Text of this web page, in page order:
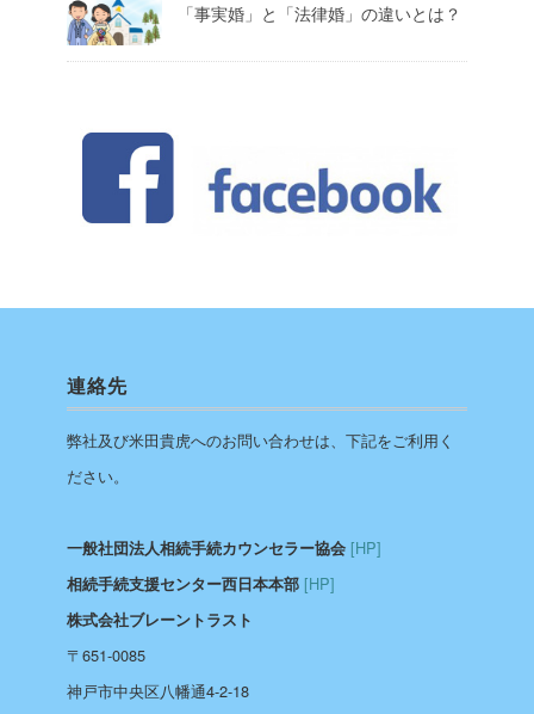
「事実婚」と「法律婚」の違いとは？
連絡先
弊社及び米田貴虎へのお問い合わせは、下記をご利用く
ださい。
一般社団法人相続手続カウンセラー協会 [HP]
相続手続支援センター西日本本部 [HP]
株式会社ブレーントラスト
〒651-0085
神戸市中央区八幡通4-2-18